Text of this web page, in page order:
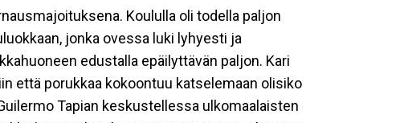
Koululla oli todella paljon
jonka ovessa luki lyhyesti ja
edustalla epäilyttävän paljon. Kari
että porukkaa kokoontuu katselemaan olisiko
Tapian keskustellessa ulkomaalaisten